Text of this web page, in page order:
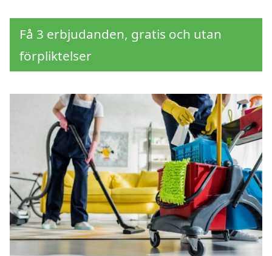
Få 3 erbjudanden, gratis och utan
förpliktelser